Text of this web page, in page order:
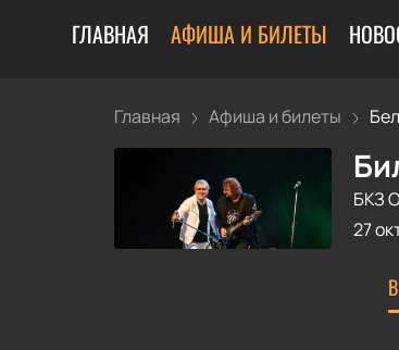
ГЛАВНАЯ АФИША И БИЛЕТЫ
Главная Афиша и билеты
БКЗ
27